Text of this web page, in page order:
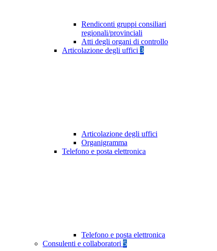
Rendiconti gruppi consiliari
regionali/provinciali
Atti degli organi di controllo
Articolazione degli uffici 3
Articolazione degli uffici
Organigramma
Telefono e posta elettronica
Telefono e posta elettronica
Consulenti e collaboratori 5